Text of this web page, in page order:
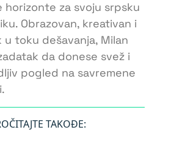
horizonte za svoju srpsku
Obrazovan, kreativan i
u toku dešavanja, Milan
da donese svež i
pogled na savremene
TAKOĐE: